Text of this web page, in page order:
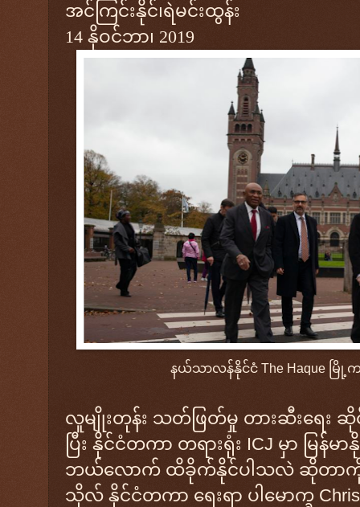
အင်ကြင်းနိုင်၊ရဲမင်းထွန်း
14 နိုဝင်ဘာ၊ 2019
နယ်သာလန်နိုင်ငံ The Haque မြို့
လူမျိုးတုန်း သတ်ဖြတ်မှု တားဆီးရေး
ပြီး နိုင်ငံတကာ တရားရုံး ICJ မှာ မြန်
ဘယ်လောက် ထိခိုက်နိုင်ပါသလဲ ဆိုတာကို
သိုလ် နိုင်ငံတကာ ရေးရာ ပါမောက္ခ